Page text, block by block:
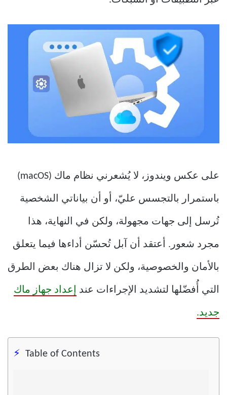
على عكس ويندوز، لا يُشعرني نظام ماك (macOS)
باستمرار بالتجسس عليّ، أو أن بياناتي الشخصية
تُرسل إلى جهات مجهولة، ولكن في النهاية، هذا
مجرد شعور. أعتقد أن آبل تُحسّن أداءها فيما يتعلق
بالأمان والخصوصية، ولكن لا تزال هناك بعض الطرق
التي أُفضّلها لتشديد الإجراءات عند إعداد جهاز ماك
جديد.
Table of Contents